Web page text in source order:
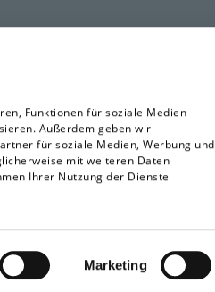
Funktionen für soziale Medien
Außerdem geben wir
für soziale Medien, Werbung und
mit weiteren Daten
Ihrer Nutzung der Dienste
Marketing